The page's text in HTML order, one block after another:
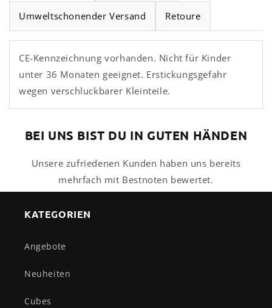
Umweltschonender Versand Retoure
CE-Kennzeichnung vorhanden. Nicht für Kinder
unter 36 Monaten geeignet. Erstickungsgefahr
wegen verschluckbarer Kleinteile.
BEI UNS BIST DU IN GUTEN HÄNDEN
Unsere zufriedenen Kunden haben uns bereits
mehrfach mit Bestnoten bewertet.
KATEGORIEN
Angebote
Neuheiten
Cubes